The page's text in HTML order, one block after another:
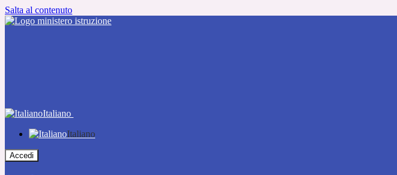
Salta al contenuto
Italiano
Italiano
Accedi